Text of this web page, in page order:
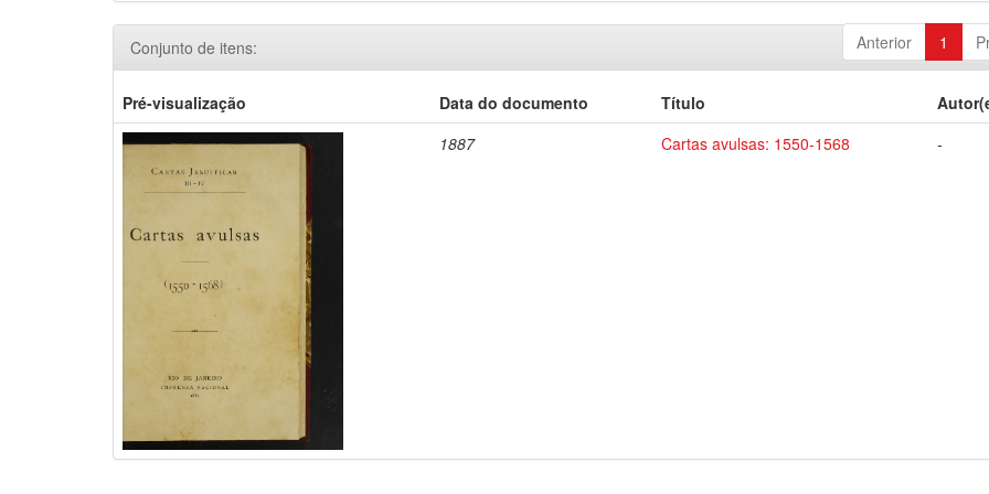
Anterior 1
Conjunto de itens:
Pré-visualização Data do documento Título
1887
Cartas avulsas: 1550-1568 -